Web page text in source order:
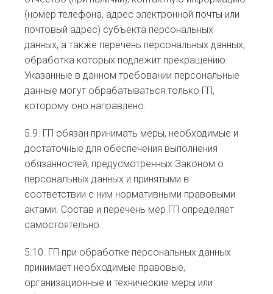
(номер телефона, адрес электронной почты или
почтовый адрес) субъекта персональных
данных, а также перечень персональных данных,
обработка которых подлежит прекращению.
Указанные в данном требовании персональные
данные могут обрабатываться только ГП,
которому оно направлено.
5.9. ГП обязан принимать меры, необходимые и
достаточные для обеспечения выполнения
обязанностей, предусмотренных Законом о
персональных данных и принятыми в
соответствии с ним нормативными правовыми
актами. Состав и перечень мер ГП определяет
самостоятельно.
5.10. ГП при обработке персональных данных
принимает необходимые правовые,
организационные и технические меры или